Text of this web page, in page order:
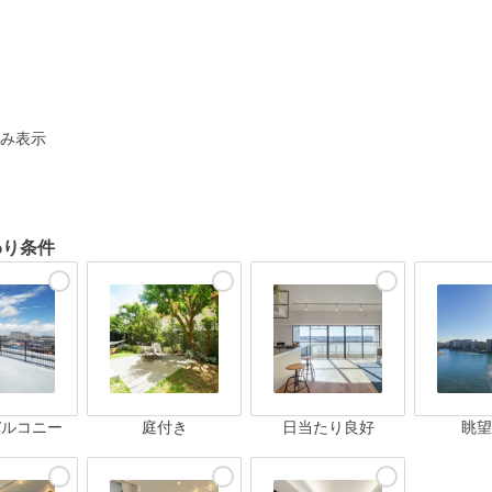
表示
条件
コニー 庭付き 日当たり良好 眺